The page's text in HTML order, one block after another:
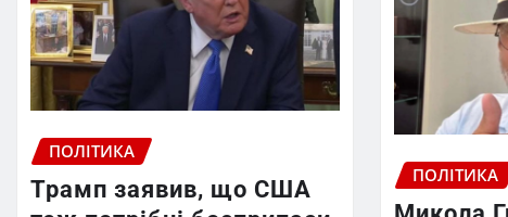
ПОЛІТИКА
Трамп заявив, що США
ПОЛІТИКА